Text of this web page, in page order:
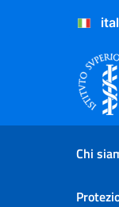
Salta al
Salta al
Chi